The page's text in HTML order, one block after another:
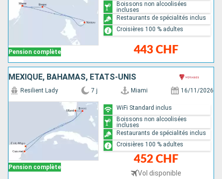
Pension complète 443 CHF
Boissons non alcoolisées
incluses
Restaurants de spécialités inclus
Croisières 100 % adultes
MEXIQUE, BAHAMAS, ÉTATS-UNIS
Pension complète
Resilient Lady 7 j Miami 16/11/2026
452 CHF
Vol disponible
WiFi Standard inclus
Boissons non alcoolisées
incluses
Restaurants de spécialités inclus
Croisières 100 % adultes